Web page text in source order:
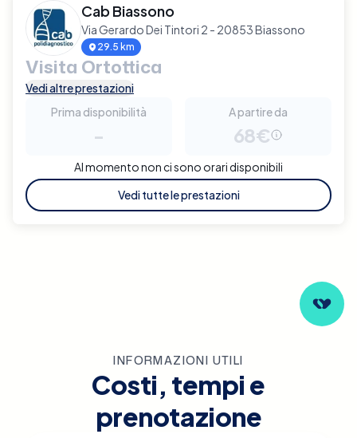
Cab Biassono
Via Gerardo Dei Tintori 2 - 20853 Biassono
29.5 km
Visita Ortottica
Vedi altre prestazioni
Prima disponibilità
-
A partire da
68€
Al momento non ci sono orari disponibili
Vedi tutte le prestazioni
INFORMAZIONI UTILI
Costi, tempi e
prenotazione